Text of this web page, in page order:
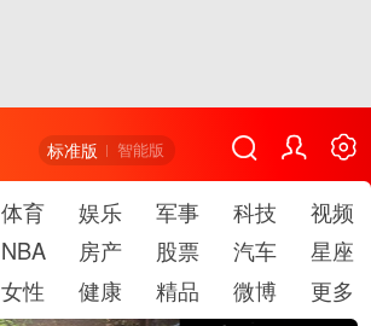
标准版 智能版
体育 娱乐 军事 科技
视频
NBA 房产 股票 汽车
星座
女性 健康 精品 微博 更多